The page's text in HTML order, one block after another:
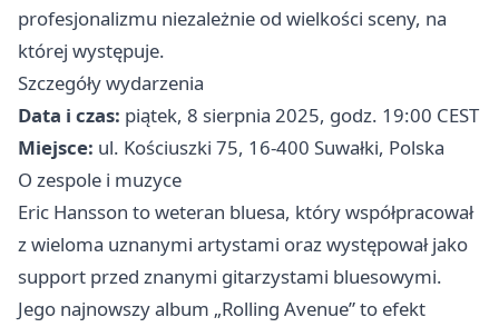
profesjonalizmu niezależnie od wielkości sceny, na
której występuje.
Szczegóły wydarzenia
Data i czas: piątek, 8 sierpnia 2025, godz. 19:00 CEST
Miejsce: ul. Kościuszki 75, 16-400 Suwałki, Polska
O zespole i muzyce
Eric Hansson to weteran bluesa, który współpracował
z wieloma uznanymi artystami oraz występował jako
support przed znanymi gitarzystami bluesowymi.
Jego najnowszy album „Rolling Avenue” to efekt